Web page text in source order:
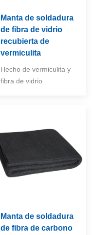
Manta de soldadura
de fibra de vidrio
recubierta de
vermiculita
Hecho de vermiculita y
fibra de vidrio
Manta de soldadura
de fibra de carbono